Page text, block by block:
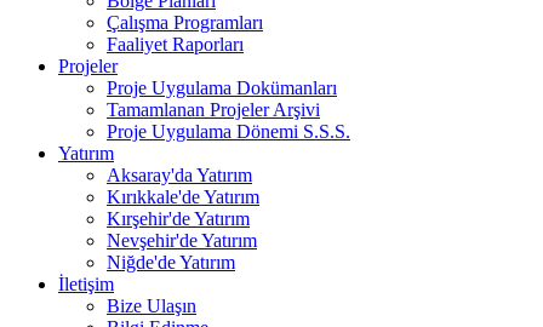
Çalışma Programları
Faaliyet Raporları
Projeler
Proje Uygulama Dokümanları
Tamamlanan Projeler Arşivi
Proje Uygulama Dönemi S.S.S.
Yatırım
Aksaray'da Yatırım
Kırıkkale'de Yatırım
Kırşehir'de Yatırım
Nevşehir'de Yatırım
Niğde'de Yatırım
İletişim
Bize Ulaşın